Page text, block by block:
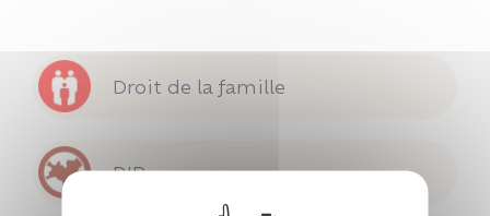
Droit de la famille
DIP